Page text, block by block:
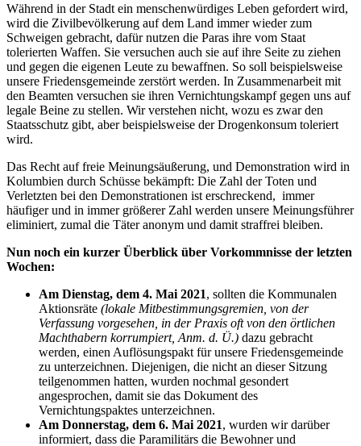
Während in der Stadt ein menschenwürdiges Leben gefordert wird,
wird die Zivilbevölkerung auf dem Land immer wieder zum
Schweigen gebracht, dafür nutzen die Paras ihre vom Staat
tolerierten Waffen. Sie versuchen auch sie auf ihre Seite zu ziehen
und gegen die eigenen Leute zu bewaffnen. So soll beispielsweise
unsere Friedensgemeinde zerstört werden. In Zusammenarbeit mit
den Beamten versuchen sie ihren Vernichtungskampf gegen uns auf
legale Beine zu stellen. Wir verstehen nicht, wozu es zwar den
Staatsschutz gibt, aber beispielsweise der Drogenkonsum toleriert
wird.
Das Recht auf freie Meinungsäußerung, und Demonstration wird in
Kolumbien durch Schüsse bekämpft: Die Zahl der Toten und
Verletzten bei den Demonstrationen ist erschreckend, immer
häufiger und in immer größerer Zahl werden unsere Meinungsführer
eliminiert, zumal die Täter anonym und damit straffrei bleiben.
Nun noch ein kurzer Überblick über Vorkommnisse der letzten
Wochen:
Am Dienstag, dem 4. Mai 2021, sollten die Kommunalen
Aktionsräte (lokale Mitbestimmungsgremien, von der
Verfassung vorgesehen, in der Praxis oft von den örtlichen
Machthabern korrumpiert, Anm. d. Ü.) dazu gebracht
werden, einen Auflösungspakt für unsere Friedensgemeinde
zu unterzeichnen. Diejenigen, die nicht an dieser Sitzung
teilgenommen hatten, wurden nochmal gesondert
angesprochen, damit sie das Dokument des
Vernichtungspaktes unterzeichnen.
Am Donnerstag, dem 6. Mai 2021, wurden wir darüber
informiert, dass die Paramilitärs die Bewohner und